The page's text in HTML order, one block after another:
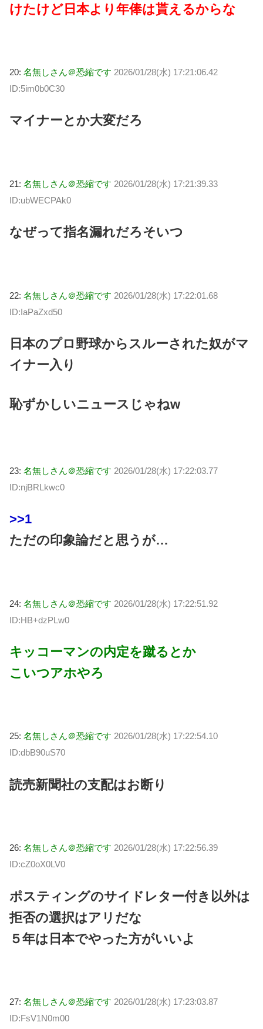
けたけど日本より年俸は貰えるからな
20: 名無しさん＠恐縮です 2026/01/28(水) 17:21:06.42
ID:5im0b0C30
マイナーとか大変だろ
21: 名無しさん＠恐縮です 2026/01/28(水) 17:21:39.33
ID:ubWECPAk0
なぜって指名漏れだろそいつ
22: 名無しさん＠恐縮です 2026/01/28(水) 17:22:01.68
ID:IaPaZxd50
日本のプロ野球からスルーされた奴がマ
イナー入り
恥ずかしいニュースじゃねw
23: 名無しさん＠恐縮です 2026/01/28(水) 17:22:03.77
ID:njBRLkwc0
>>1
ただの印象論だと思うが…
24: 名無しさん＠恐縮です 2026/01/28(水) 17:22:51.92
ID:HB+dzPLw0
キッコーマンの内定を蹴るとか
こいつアホやろ
25: 名無しさん＠恐縮です 2026/01/28(水) 17:22:54.10
ID:dbB90uS70
読売新聞社の支配はお断り
26: 名無しさん＠恐縮です 2026/01/28(水) 17:22:56.39
ID:cZ0oX0LV0
ポスティングのサイドレター付き以外は
拒否の選択はアリだな
５年は日本でやった方がいいよ
27: 名無しさん＠恐縮です 2026/01/28(水) 17:23:03.87
ID:FsV1N0m00